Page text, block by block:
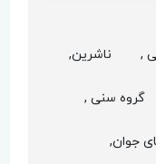
, ناشرین,
گروه سنی ,
جوان,